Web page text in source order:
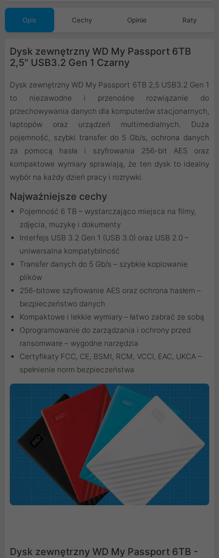
Opis Cechy Opinie Raty
Dysk zewnętrzny WD My Passport 6TB
2,5" USB3.2 Gen 1 Czarny
Dysk zewnętrzny WD My Passport 6TB 2,5 USB3.2 Gen 1
to niezawodne i przenośne rozwiązanie do
przechowywania danych dla komputerów stacjonarnych,
laptopów oraz urządzeń multimedialnych. Duża
pojemność, szybki transfer do 5 Gb/s, ochrona danych
za pomocą hasła i szyfrowania 256-bit AES oraz
kompaktowe wymiary sprawiają, że ten dysk to idealny
wybór na każdy dzień pracy i rozrywki.
Najważniejsze cechy
Pojemność 6 TB – wystarczająco miejsca na filmy,
zdjęcia, muzykę i dokumenty
Interfejs USB 3.2 Gen 1 (USB 3.0) oraz USB 2.0 –
uniwersalna kompatybilność
Transfer danych do 5 Gb/s – szybkie kopiowanie
plików
256-bitowe szyfrowanie AES oraz ochrona hasłem –
bezpieczeństwo danych
Kompaktowe i lekkie wymiary – łatwo zabrać ze sobą
Oprogramowanie do zarządzania i ochrony przed
ransomware – wygodne narzędzia
Certyfikaty FCC, CE, BSMI, RCM, VCCI, EAC, UKCA –
spełnienie norm bezpieczeństwa
Dysk zewnętrzny WD My Passport 6TB -